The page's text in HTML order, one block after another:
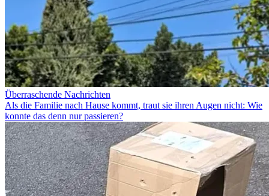
Überraschende Nachrichten
Als die Familie nach Hause kommt, traut sie ihren Augen nicht: Wie
konnte das denn nur passieren?